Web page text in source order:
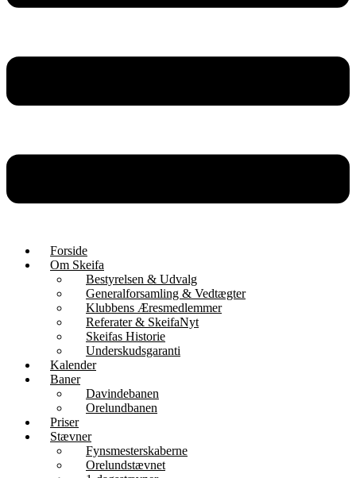
Forside
Om Skeifa
Bestyrelsen & Udvalg
Generalforsamling & Vedtægter
Klubbens Æresmedlemmer
Referater & SkeifaNyt
Skeifas Historie
Underskudsgaranti
Kalender
Baner
Davindebanen
Orelundbanen
Priser
Stævner
Fynsmesterskaberne
Orelundstævnet